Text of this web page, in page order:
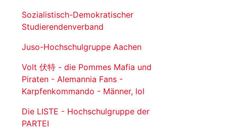
Sozialistisch-Demokratischer
Studierendenverband
Juso-Hochschulgruppe Aachen
Volt 伏特 - die Pommes Mafia und
Piraten - Alemannia Fans -
Karpfenkommando - Männer, lol
Die LISTE - Hochschulgruppe der
PARTEI